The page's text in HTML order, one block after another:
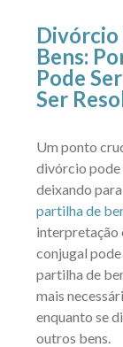
Divórcio
Bens:
Pode
Ser
Um ponto
divórcio pode
deixando
partilha de
interpretação
conjugal
partilha de
mais
enquanto se
outros bens.